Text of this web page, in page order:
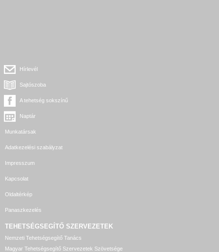
Hírlevél
Sajtószoba
A tehetség sokszínű
Naptár
Munkatársak
Adatkezelési szabályzat
Impresszum
Kapcsolat
Oldaltérkép
Panaszkezelés
TEHETSÉGSEGÍTŐ SZERVEZETEK
Nemzeti Tehetségsegítő Tanács
Magyar Tehetségsegítő Szervezetek Szövetsége